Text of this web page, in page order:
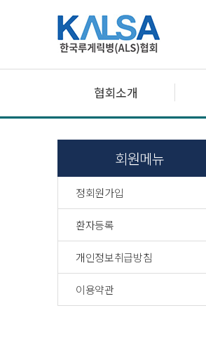
협회소개
회원메뉴
정회원가입
환자등록
개인정보취급방침
이용약관